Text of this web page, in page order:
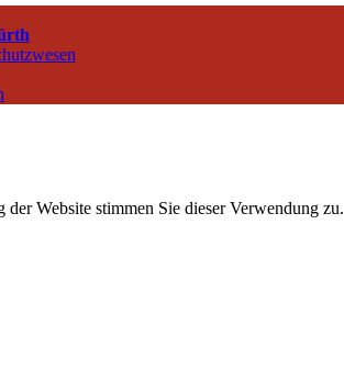
Website stimmen Sie dieser Verwendung zu.